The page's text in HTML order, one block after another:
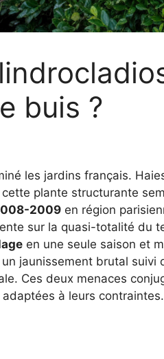
buis ?
les jardins français.
plante structurante
2009 en région
sur la quasi-totalité
en une seule saison et
jaunissement brutal
Ces deux menaces
à leurs